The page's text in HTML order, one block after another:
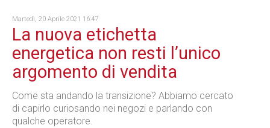
Martedì, 20 Aprile 2021 16:47
La nuova etichetta
energetica non resti l’unico
argomento di vendita
Come sta andando la transizione? Abbiamo cercato
di capirlo curiosando nei negozi e parlando con
qualche operatore.